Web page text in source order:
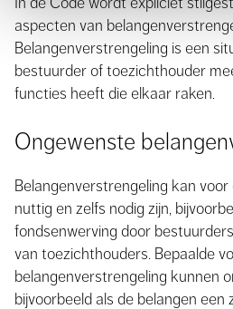
aspecten van
Belangenverstrengeling is een
bestuurder of toezichthouder
functies heeft die elkaar raken.
Ongewenste
Belangenverstrengeling kan
nuttig en zelfs nodig zijn,
fondsenwerving door
van toezichthouders. Bepaalde
belangenverstrengeling kunnen
bijvoorbeeld als de belangen een